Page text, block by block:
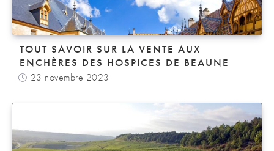
TOUT SAVOIR SUR LA VENTE AUX
ENCHÈRES DES HOSPICES DE BEAUNE
23 novembre 2023